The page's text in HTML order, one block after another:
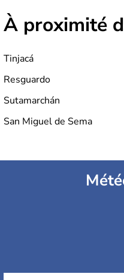
À proximité
Tinjacá
Resguardo
Sutamarchán
San Miguel de Sema